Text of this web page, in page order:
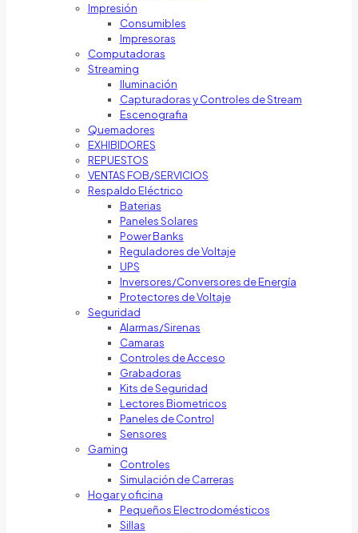
Impresión
Consumibles
Impresoras
Computadoras
Streaming
Iluminación
Capturadoras y Controles de Stream
Escenografia
Quemadores
EXHIBIDORES
REPUESTOS
VENTAS FOB/SERVICIOS
Respaldo Eléctrico
Baterias
Paneles Solares
Power Banks
Reguladores de Voltaje
UPS
Inversores/Conversores de Energía
Protectores de Voltaje
Seguridad
Alarmas/Sirenas
Camaras
Controles de Acceso
Grabadoras
Kits de Seguridad
Lectores Biometricos
Paneles de Control
Sensores
Gaming
Controles
Simulación de Carreras
Hogar y oficina
Pequeños Electrodomésticos
Sillas